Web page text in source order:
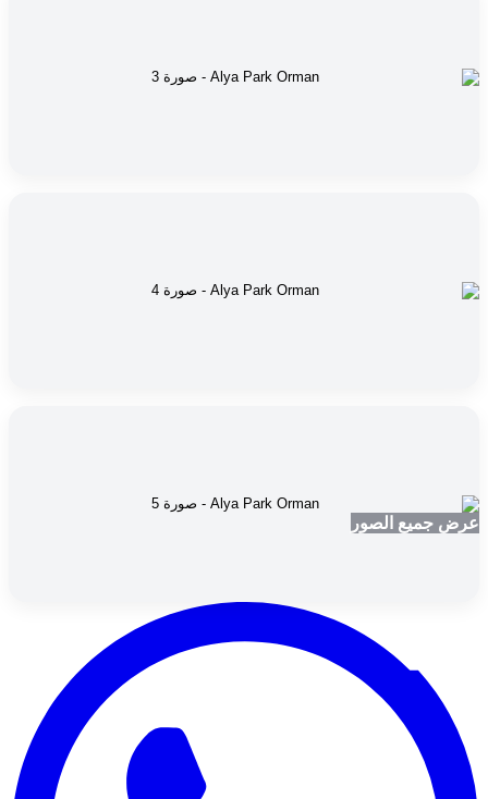
عرض جميع الصور